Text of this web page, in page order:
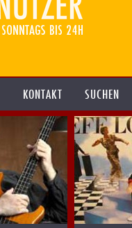
KONTAKT SUCHEN